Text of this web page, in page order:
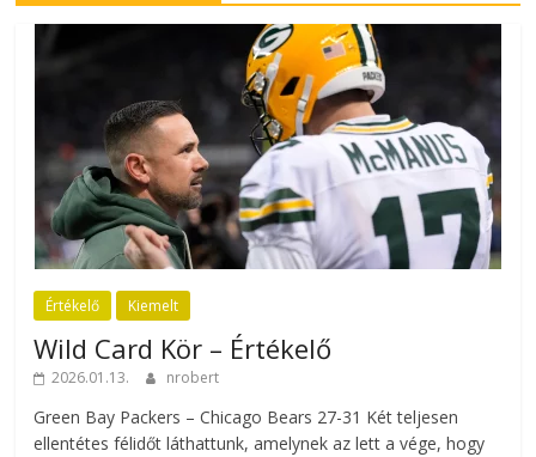
Értékelő Kiemelt
Wild Card Kör – Értékelő
2026.01.13. nrobert
Green Bay Packers – Chicago Bears 27-31 Két teljesen
ellentétes félidőt láthattunk, amelynek az lett a vége, hogy